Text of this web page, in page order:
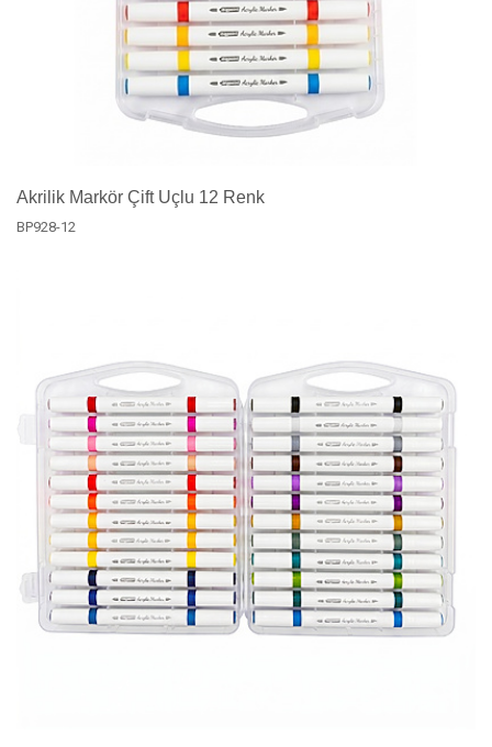
Akrilik Markör Çift Uçlu 12 Renk
BP928-12